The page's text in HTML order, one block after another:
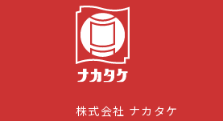
株式会社 ナカタケ